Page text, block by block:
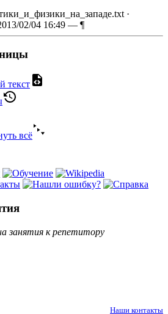
·
02/04 16:49 — ¶
текст
всё
занятия к репетитору
Наши контакты